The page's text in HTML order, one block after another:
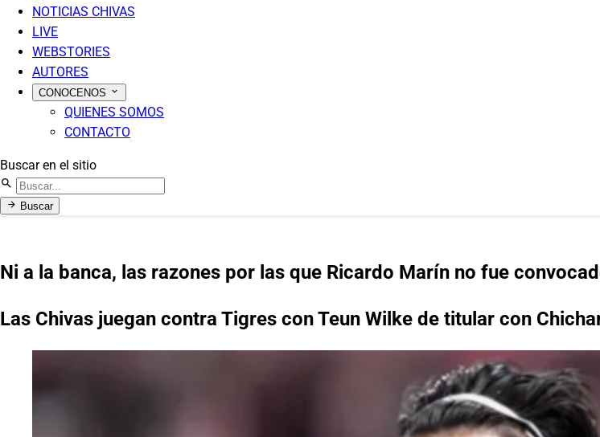
NOTICIAS CHIVAS
LIVE
WEBSTORIES
AUTORES
CONOCENOS
QUIENES SOMOS
CONTACTO
Buscar en el sitio
Buscar
Ni a la banca, las razones por las que Ricardo Marín no fue
Las Chivas juegan contra Tigres con Teun Wilke de titular con